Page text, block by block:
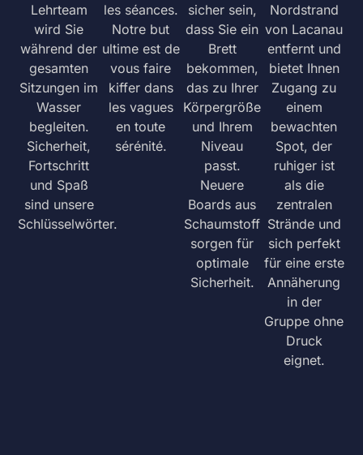
Lehrteam
wird Sie
während der
gesamten
Sitzungen im
Wasser
begleiten.
Sicherheit,
Fortschritt
und Spaß
sind unsere
Schlüsselwörter.
les séances.
Notre but
ultime est de
vous faire
kiffer dans
les vagues
en toute
sérénité.
sicher sein,
dass Sie ein
Brett
bekommen,
das zu Ihrer
Körpergröße
und Ihrem
Niveau
passt.
Neuere
Boards aus
Schaumstoff
sorgen für
optimale
Sicherheit.
Nordstrand
von Lacanau
entfernt und
bietet Ihnen
Zugang zu
einem
bewachten
Spot, der
ruhiger ist
als die
zentralen
Strände und
sich perfekt
für eine erste
Annäherung
in der
Gruppe ohne
Druck
eignet.